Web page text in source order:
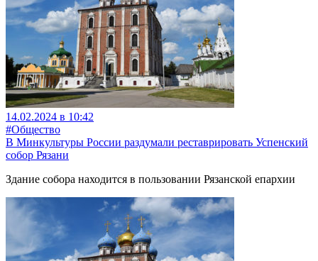
14.02.2024 в 10:42
#Общество
В Минкультуры России раздумали реставрировать Успенский
собор Рязани
Здание собора находится в пользовании Рязанской епархии